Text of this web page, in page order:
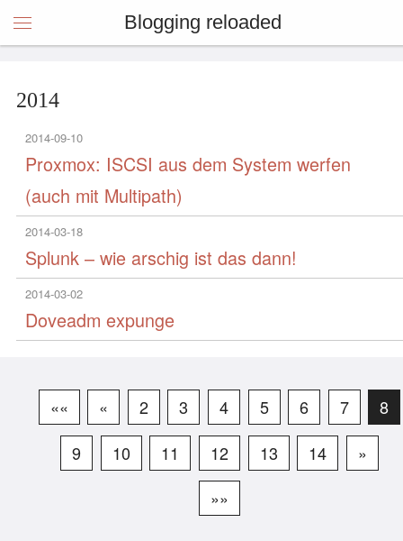
Blogging reloaded
2014
2014-09-10
Proxmox: ISCSI aus dem System werfen
(auch mit Multipath)
2014-03-18
Splunk – wie arschig ist das dann!
2014-03-02
Doveadm expunge
«« « 2 3 4 5 6 7
8
9
10 11 12 13 14
»
»»